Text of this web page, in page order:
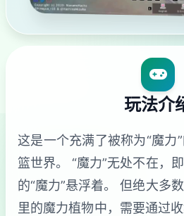
玩法介
这是一个充满了被称为“魔力
篮世界。 “魔力”无处不在，
的“魔力”悬浮着。 但绝大多
里的魔力植物中，需要通过